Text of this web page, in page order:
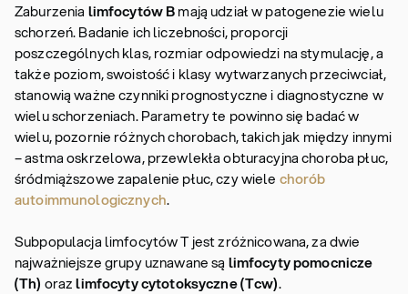
Zaburzenia limfocytów Bmają udział w patogenezie wielu
schorzeń. Badanie ich liczebności, proporcji
poszczególnych klas, rozmiar odpowiedzi na stymulację, a
także poziom, swoistość i klasy wytwarzanych przeciwciał,
stanowią ważne czynniki prognostyczne i diagnostyczne w
wielu schorzeniach. Parametry te powinno się badać w
wielu, pozornie różnych chorobach, takich jak między innymi
– astma oskrzelowa, przewlekła obturacyjna choroba płuc,
śródmiąższowe zapalenie płuc, czy wiele chorób
autoimmunologicznych.
Subpopulacja limfocytów T jest zróżnicowana, za dwie
najważniejsze grupy uznawane są limfocyty pomocnicze
(Th) orazlimfocyty cytotoksyczne (Tcw).